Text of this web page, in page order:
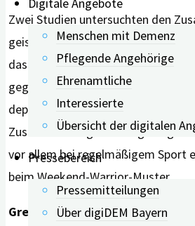
Menschen mit Demenz
Pflegende Angehörige
Ehrenamtliche
Interessierte
Übersicht der digitalen
Pressebereich
Pressemitteilungen
Über digiDEM Bayern
Zwei Studien untersuchten den
geistigen Leistungsfähigkeit. Bei
das Weekend-Warrior-Muster
gegenüber körperlicher Inaktivität.
depressiven Symptomen war der
Zusammenhang mit der geistigen
vor allem bei regelmäßigem Sport
beim Weekend-Warrior-Muster.
Grenzen der Studie